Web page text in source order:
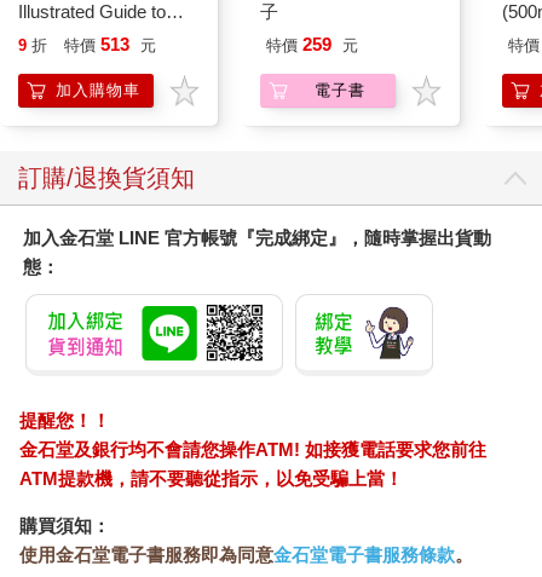
境，整座大溪徹夜不眠。煙火、鑼鼓、神將、燈火，交織成一幅
壯麗畫面，也為這一年的「大溪大禧」畫上完美句點。
次，回望自身與土地的時刻。
Illustrated Guide to
Pokemon Ecology
Press)
9 折 特價 513 元
加入購物車
子
特價 259 元
電子書
特價
訂購/退換貨須知
加入金石堂 LINE 官方帳號『完成綁定』，隨時掌握出貨動
態：
提醒您！！
金石堂及銀行均不會請您操作ATM! 如接獲電話要求您前往
ATM提款機，請不要聽從指示，以免受騙上當！
購買須知：
使用金石堂電子書服務即為同意金石堂電子書服務條款。